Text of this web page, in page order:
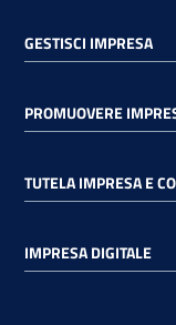
zione
on line
GESTISCI IMPRESA
PROMUOVERE
TUTELA IMPRESA E
IMPRESA DIGITALE